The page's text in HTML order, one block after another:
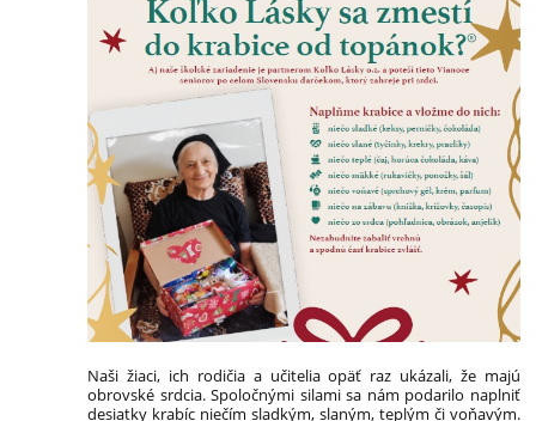
Naši žiaci, ich rodičia a učitelia opäť raz ukázali, že majú
obrovské srdcia. Spoločnými silami sa nám podarilo naplniť
desiatky krabíc niečím sladkým, slaným, teplým či voňavým.